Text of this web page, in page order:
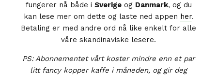
fungerer nå både i Sverigeog Danmark, og du
kan lese mer om dette og laste ned appen her.
Betaling er med andre ord nå like enkelt for alle
våre skandinaviske lesere.
PS: Abonnementet vårt koster mindre enn et par
litt fancy kopper kaffe i måneden, og gir deg